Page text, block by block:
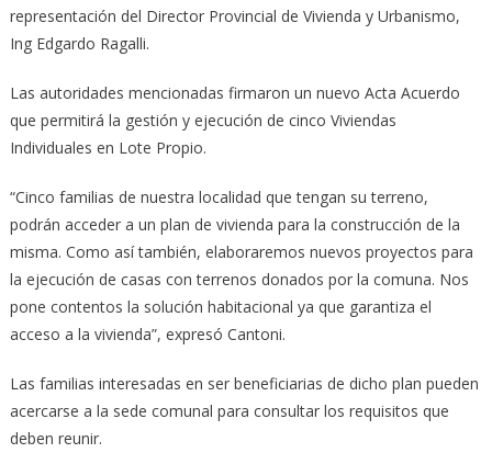
representación del Director Provincial de Vivienda y Urbanismo,
Ing Edgardo Ragalli.
Las autoridades mencionadas firmaron un nuevo Acta Acuerdo
que permitirá la gestión y ejecución de cinco Viviendas
Individuales en Lote Propio.
“Cinco familias de nuestra localidad que tengan su terreno,
podrán acceder a un plan de vivienda para la construcción de la
misma. Como así también, elaboraremos nuevos proyectos para
la ejecución de casas con terrenos donados por la comuna. Nos
pone contentos la solución habitacional ya que garantiza el
acceso a la vivienda”, expresó Cantoni.
Las familias interesadas en ser beneficiarias de dicho plan pueden
acercarse a la sede comunal para consultar los requisitos que
deben reunir.